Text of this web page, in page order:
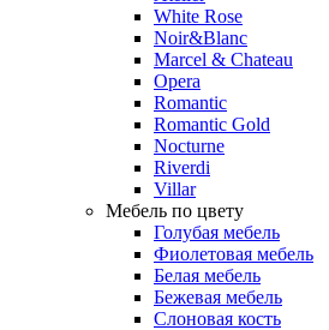
White Rose
Noir&Blanc
Marcel & Chateau
Opera
Romantic
Romantic Gold
Nocturne
Riverdi
Villar
Мебель по цвету
Голубая мебель
Фиолетовая мебель
Белая мебель
Бежевая мебель
Слоновая кость